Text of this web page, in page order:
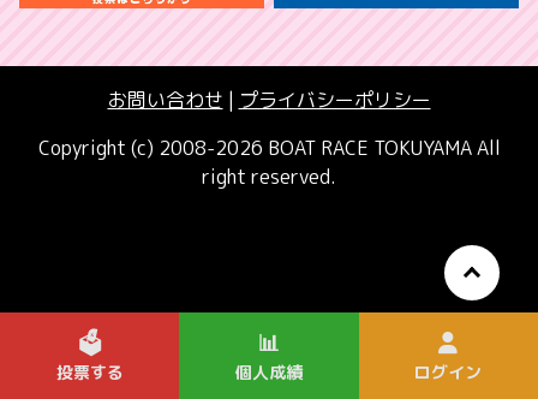
お問い合わせ | プライバシーポリシー
Copyright (c) 2008-2026 BOAT RACE TOKUYAMA All
right reserved.
🗳️
投票する
📊
個人成績 ログイン